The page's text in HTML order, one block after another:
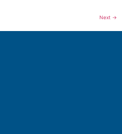
Next →